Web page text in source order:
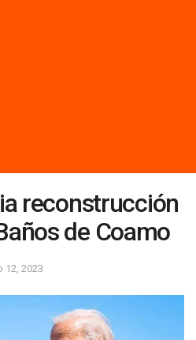
reconstrucción
de Coamo
12, 2023